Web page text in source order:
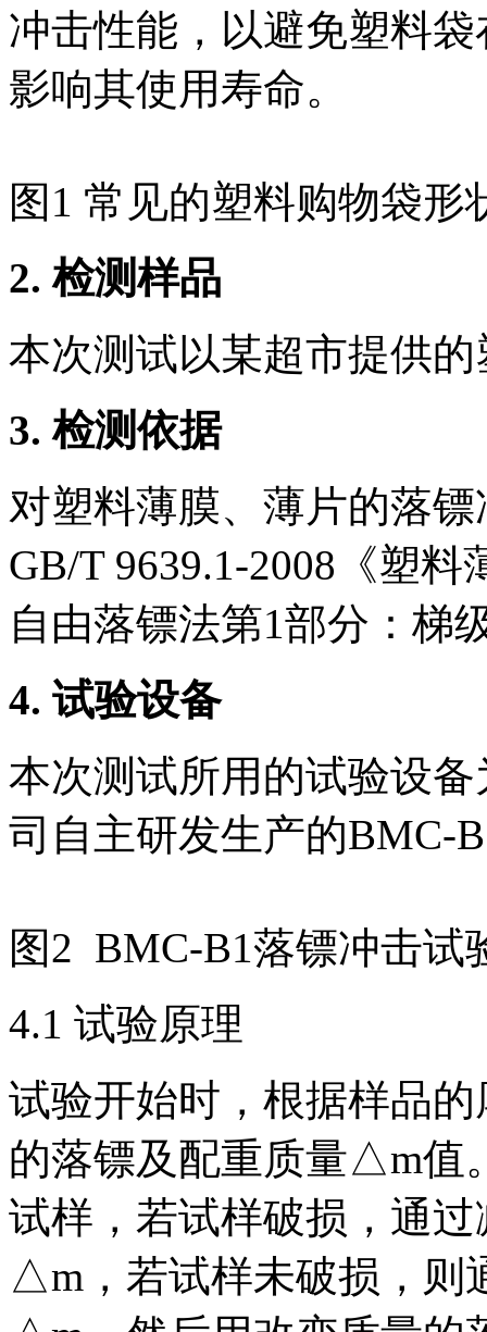
冲击性能，以避免塑料
影响其使用寿命。
图1 常见的塑料购物袋
2.检测样品
本次测试以某超市提供
3.检测依据
对塑料薄膜、薄片的落
GB/T 9639.1-2008《塑
自由落镖法第1部分：梯
4. 试验设备
本次测试所用的试验设
司自主研发生产的BMC-
图2 BMC-B1落镖冲击试
4.1 试验原理
试验开始时，根据样品
的落镖及配重质量△m值
试样，若试样破损，通
△m，若试样未破损，则